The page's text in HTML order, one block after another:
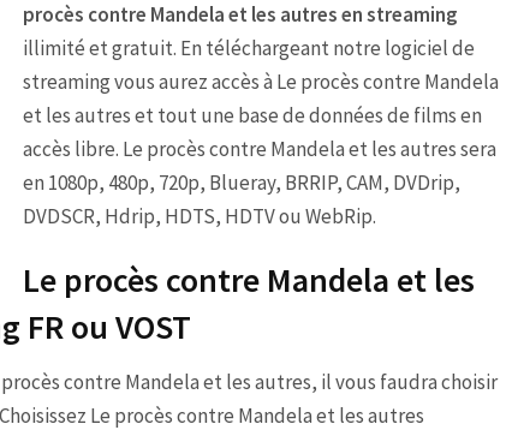
procès contre Mandela et les autres en streaming
illimité et gratuit. En téléchargeant notre logiciel de
streaming vous aurez accès à Le procès contre Mandela
et les autres et tout une base de données de films en
accès libre. Le procès contre Mandela et les autres sera
en 1080p, 480p, 720p, Blueray, BRRIP, CAM, DVDrip,
DVDSCR, Hdrip, HDTS, HDTV ou WebRip.
Le procès contre Mandela et les
FR ou VOST
contre Mandela et les autres, il vous faudra choisir
Le procès contre Mandela et les autres